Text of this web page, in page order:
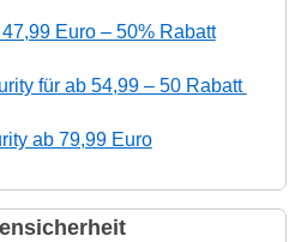
Euro – 50% Rabatt
für ab 54,99 – 50 Rabatt
ab 79,99 Euro